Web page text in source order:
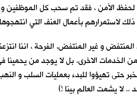
لحفظ الأمن ، فقد تم سحب كل الموظفين و
لاستمرارهم بأعمال العنف التي
و غير المنتفض. الفرحة ، اننا
الخدمات الاخرى. بل لا يوجد من يحمينا
حتى تهيؤوا للبدء بعمليات السلب و
.. لا يشمت العالم بينا !)